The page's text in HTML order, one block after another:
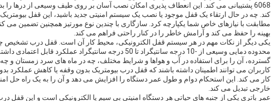
6068 پشتیبانی می کند. این انعطاف پذیری امکان نصب آسان بر روی طیف وسیعی از درها را
کند. چه در حال ارتقاء یک قفل موجود یا نصب یک سیستم امنیتی جدید باشید، این قفل
مطابقت با نیازهای خاص شما یکپارچه کرد. سازگاری با چندین نوع مورتیز همچنین تضمین می
بهینه را حفظ می کند و آرامش خاطر را در کنار راحتی فراهم می کند.
یکی دیگر از نکات مهم در هر سیستم قفل الکترونیکی، محیط کار آن است. قفل درب
محدوده دمایی وسیعی از -10 درجه سانتیگراد تا 50 درجه سانتیگراد
گسترده، آن را برای استفاده در آب و هواها و شرایط مختلف، چه در ماه های سرد زمستان و
کاربران می توانند اطمینان داشته باشند که قفل درب بیومتریک بدون وقفه یا کاهش عملکرد
کار می کند. این استحکام دوام و طول عمر دستگاه را افزایش می دهد و آن را به یک راه حل
خارجی تبدیل می کند.
عمر باتری یکی از جنبه های حیاتی هر دستگاه امنیتی بی سیم یا الکترونیکی است و این قفل